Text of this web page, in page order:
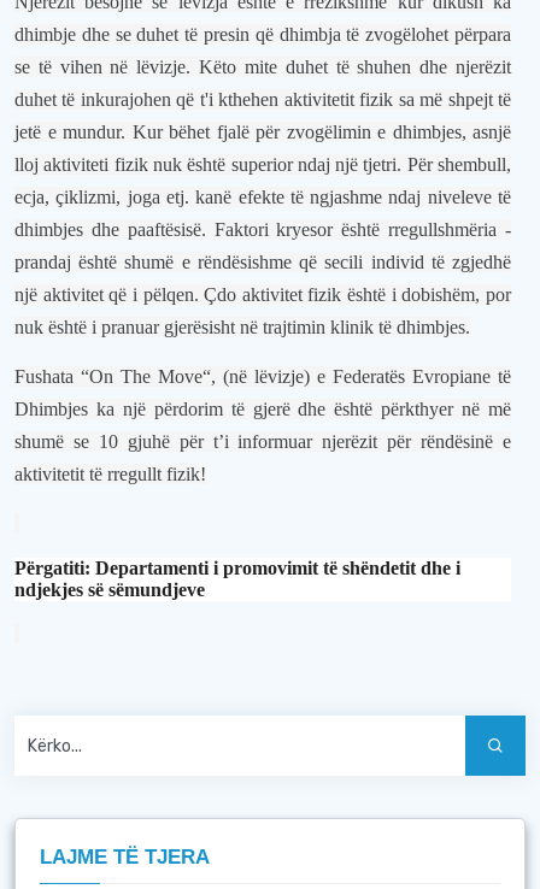
dhimbje dhe se duhet të presin që dhimbja të zvogëlohet përpara
se të vihen në lëvizje. Këto mite duhet të shuhen dhe njerëzit
duhet të inkurajohen që t'i kthehen aktivitetit fizik sa më shpejt të
jetë e mundur. Kur bëhet fjalë për zvogëlimin e dhimbjes, asnjë
lloj aktiviteti fizik nuk është superior ndaj një tjetri. Për shembull,
ecja, çiklizmi, joga etj. kanë efekte të ngjashme ndaj niveleve të
dhimbjes dhe paaftësisë. Faktori kryesor është rregullshmëria -
prandaj është shumë e rëndësishme që secili individ të zgjedhë
një aktivitet që i pëlqen. Çdo aktivitet fizik është i dobishëm, por
nuk është i pranuar gjerësisht në trajtimin klinik të dhimbjes.
Fushata “On The Move“, (në lëvizje) e Federatës Evropiane të
Dhimbjes ka një përdorim të gjerë dhe është përkthyer në më
shumë se 10 gjuhë për t’i informuar njerëzit për rëndësinë e
aktivitetit të rregullt fizik!
Përgatiti: Departamenti i promovimit të shëndetit dhe i
ndjekjes së sëmundjeve
LAJME TË TJERA